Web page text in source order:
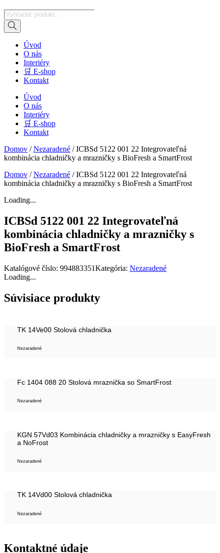
Products
search
Úvod
O nás
Interiéry
🛒 E-shop
Kontakt
Úvod
O nás
Interiéry
🛒 E-shop
Kontakt
Domov /Nezaradené / ICBSd 5122 001 22 Integrovateľná
kombinácia chladničky a mrazničky s BioFresh a SmartFrost
Domov /Nezaradené / ICBSd 5122 001 22 Integrovateľná
kombinácia chladničky a mrazničky s BioFresh a SmartFrost
Loading...
ICBSd 5122 001 22 Integrovateľná
kombinácia chladničky a mrazničky s
BioFresh a SmartFrost
Katalógové číslo: 994883351Kategória: Nezaradené
Loading...
Súvisiace produkty
TK 14Ve00 Stolová chladnička
Nezaradené
Fc 1404 088 20 Stolová mraznička so SmartFrost
Nezaradené
KGN 57Vd03 Kombinácia chladničky a mrazničky s EasyFresh
a NoFrost
Nezaradené
TK 14Vd00 Stolová chladnička
Nezaradené
Kontaktné údaje